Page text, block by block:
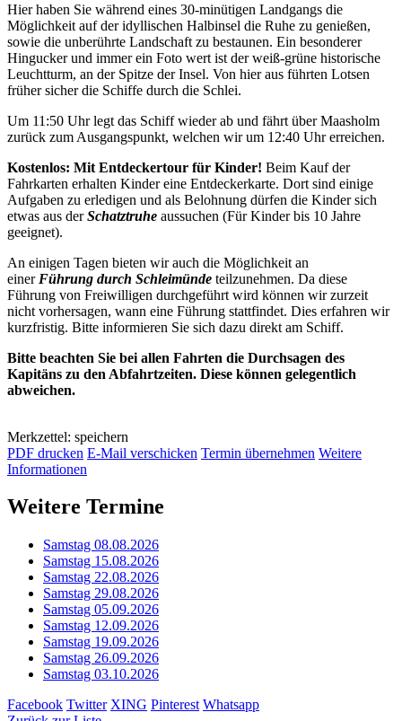
Hier haben Sie während eines 30-minütigen Landgangs die
Möglichkeit auf der idyllischen Halbinsel die Ruhe zu genießen,
sowie die unberührte Landschaft zu bestaunen. Ein besonderer
Hingucker und immer ein Foto wert ist der weiß-grüne historische
Leuchtturm, an der Spitze der Insel. Von hier aus führten Lotsen
früher sicher die Schiffe durch die Schlei.
Um 11:50 Uhr legt das Schiff wieder ab und fährt über Maasholm
zurück zum Ausgangspunkt, welchen wir um 12:40 Uhr erreichen.
Kostenlos: Mit Entdeckertour für Kinder! Beim Kauf der
Fahrkarten erhalten Kinder eine Entdeckerkarte. Dort sind einige
Aufgaben zu erledigen und als Belohnung dürfen die Kinder sich
etwas aus derSchatztruhe aussuchen (Für Kinder bis 10 Jahre
geeignet).
An einigen Tagen bieten wir auch die Möglichkeit an
einer Führung durch Schleimünde teilzunehmen. Da diese
Führung von Freiwilligen durchgeführt wird können wir zurzeit
nicht vorhersagen, wann eine Führung stattfindet. Dies erfahren wir
kurzfristig. Bitte informieren Sie sich dazu direkt am Schiff.
Bitte beachten Sie bei allen Fahrten die Durchsagen des
Kapitäns zu den Abfahrtzeiten. Diese können gelegentlich
abweichen.
Merkzettel: speichern
PDF drucken E-Mail verschicken Termin übernehmen Weitere
Informationen
Weitere Termine
Samstag 08.08.2026
Samstag 15.08.2026
Samstag 22.08.2026
Samstag 29.08.2026
Samstag 05.09.2026
Samstag 12.09.2026
Samstag 19.09.2026
Samstag 26.09.2026
Samstag 03.10.2026
Facebook Twitter XING Pinterest Whatsapp